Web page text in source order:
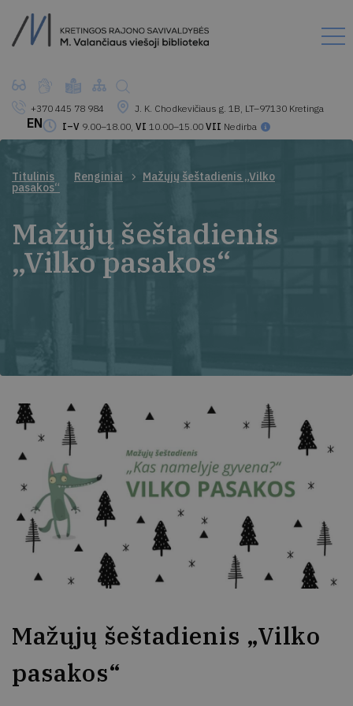
+370 445 78 984
J. K. Chodkevičiaus g. 1B, LT–97130 Kretinga
I–V 9.00–18.00, VI 10.00–15.00 VII Nedirba
EN
Titulinis Renginiai Mažųjų šeštadienis „Vilko
pasakos“
Mažųjų šeštadienis
„Vilko pasakos“
Mažųjų šeštadienis „Vilko
pasakos“